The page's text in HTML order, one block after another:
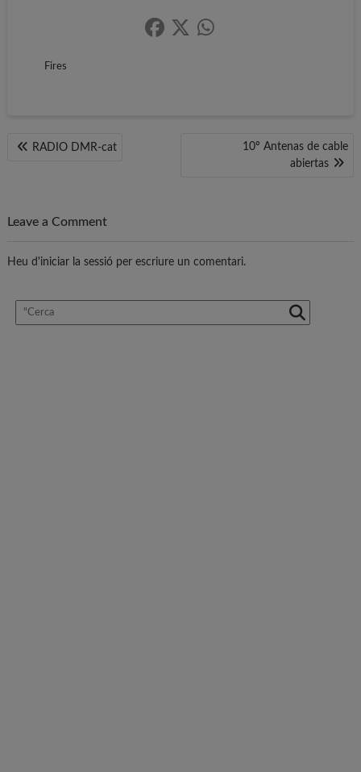
Fires
Navegació
RADIO DMR-cat
10º Antenas de cable
abiertas
Leave a Comment
Heu d'iniciar la sessióper escriure un comentari.